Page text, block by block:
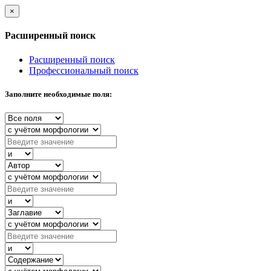
×
Расширенный поиск
Расширенный поиск
Профессиональный поиск
Заполните необходимые поля: